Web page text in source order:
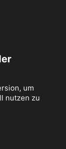
um
nutzen zu